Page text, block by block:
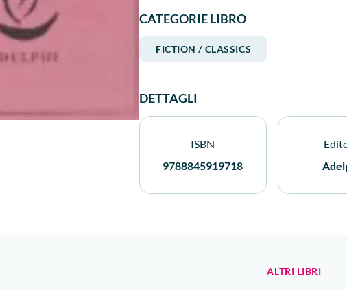
CATEGORIE LIBRO
FICTION / CLASSICS
DETTAGLI
ISBN
9788845919718
ALTRI LIBRI